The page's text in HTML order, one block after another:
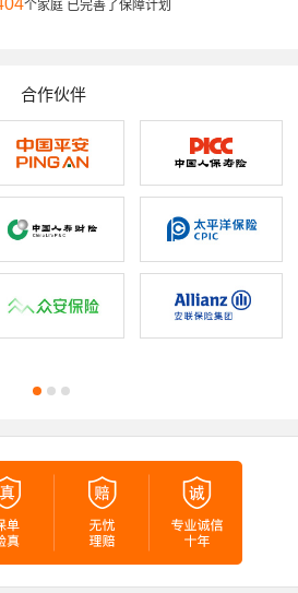
个家庭 已完善了保障计划
合作伙伴